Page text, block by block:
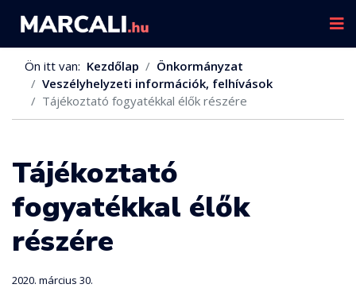
Ön itt van: Kezdőlap
Önkormányzat
Veszélyhelyzeti információk, felhívások
Tájékoztató fogyatékkal élők részére
Tájékoztató
fogyatékkal élők
részére
2020. március 30.